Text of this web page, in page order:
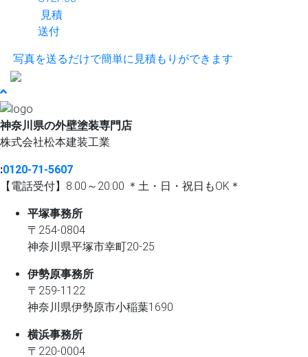
見積
送付
写真を送るだけで簡単に見積もりができます
神奈川県の外壁塗装専門店
株式会社松本建装工業
:0120-71-5607
【電話受付】8:00～20:00 ＊土・日・祝日もOK＊
平塚事務所
〒254-0804
神奈川県平塚市幸町20-25
伊勢原事務所
〒259-1122
神奈川県伊勢原市⼩稲葉1690
横浜事務所
〒220-0004